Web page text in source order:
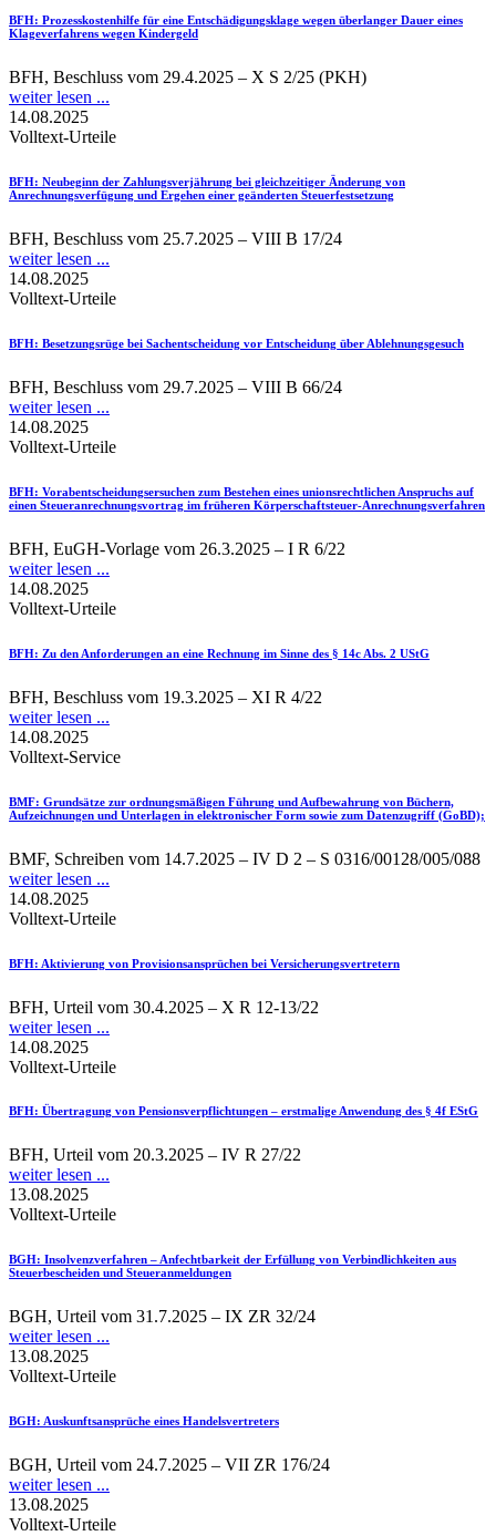
BFH: Prozesskostenhilfe für eine Entschädigungsklage wegen überlanger Dauer eines
Klageverfahrens wegen Kindergeld
BFH, Beschluss vom 29.4.2025 – X S 2/25 (PKH)
weiter lesen ...
14.08.2025
Volltext-Urteile
BFH: Neubeginn der Zahlungsverjährung bei gleichzeitiger Änderung von
Anrechnungsverfügung und Ergehen einer geänderten Steuerfestsetzung
BFH, Beschluss vom 25.7.2025 – VIII B 17/24
weiter lesen ...
14.08.2025
Volltext-Urteile
BFH: Besetzungsrüge bei Sachentscheidung vor Entscheidung über Ablehnungsgesuch
BFH, Beschluss vom 29.7.2025 – VIII B 66/24
weiter lesen ...
14.08.2025
Volltext-Urteile
BFH: Vorabentscheidungsersuchen zum Bestehen eines unionsrechtlichen Anspruchs auf
einen Steueranrechnungsvortrag im früheren Körperschaftsteuer-Anrechnungsverfahren
BFH, EuGH-Vorlage vom 26.3.2025 – I R 6/22
weiter lesen ...
14.08.2025
Volltext-Urteile
BFH: Zu den Anforderungen an eine Rechnung im Sinne des § 14c Abs. 2 UStG
BFH, Beschluss vom 19.3.2025 – XI R 4/22
weiter lesen ...
14.08.2025
Volltext-Service
BMF: Grundsätze zur ordnungsmäßigen Führung und Aufbewahrung von Büchern,
Aufzeichnungen und Unterlagen in elektronischer Form sowie zum Datenzugriff (GoBD);
BMF, Schreiben vom 14.7.2025 – IV D 2 – S 0316/00128/005/088
weiter lesen ...
14.08.2025
Volltext-Urteile
BFH: Aktivierung von Provisionsansprüchen bei Versicherungsvertretern
BFH, Urteil vom 30.4.2025 – X R 12-13/22
weiter lesen ...
14.08.2025
Volltext-Urteile
BFH: Übertragung von Pensionsverpflichtungen – erstmalige Anwendung des § 4f EStG
BFH, Urteil vom 20.3.2025 – IV R 27/22
weiter lesen ...
13.08.2025
Volltext-Urteile
BGH: Insolvenzverfahren – Anfechtbarkeit der Erfüllung von Verbindlichkeiten aus
Steuerbescheiden und Steueranmeldungen
BGH, Urteil vom 31.7.2025 – IX ZR 32/24
weiter lesen ...
13.08.2025
Volltext-Urteile
BGH: Auskunftsansprüche eines Handelsvertreters
BGH, Urteil vom 24.7.2025 – VII ZR 176/24
weiter lesen ...
13.08.2025
Volltext-Urteile